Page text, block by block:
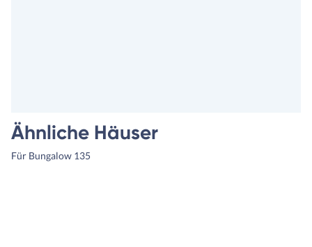
Ähnliche Häuser
Für Bungalow 135